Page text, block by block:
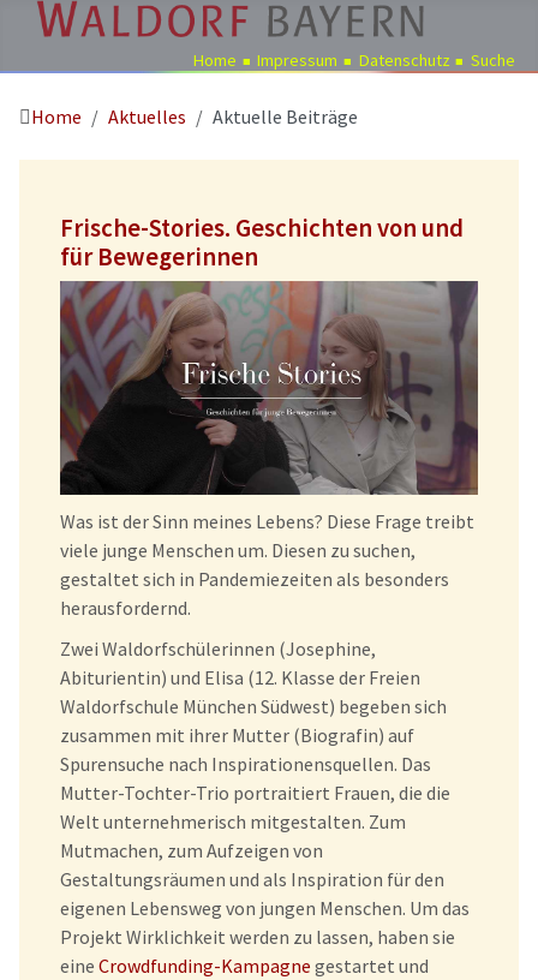
Pädagogik
Über
Kindergärten
Schulen
Ausbildung
Freie
Stellen
Aktuelles
Termine
Home Impressum Datenschutz Suche
Home Aktuelles Aktuelle Beiträge
Frische-Stories. Geschichten von und
für Bewegerinnen
Was ist der Sinn meines Lebens? Diese Frage treibt
viele junge Menschen um. Diesen zu suchen,
gestaltet sich in Pandemiezeiten als besonders
herausfordernd.
Zwei Waldorfschülerinnen (Josephine,
Abiturientin) und Elisa (12. Klasse der Freien
Waldorfschule München Südwest) begeben sich
zusammen mit ihrer Mutter (Biografin) auf
Spurensuche nach Inspirationensquellen. Das
Mutter-Tochter-Trio portraitiert Frauen, die die
Welt unternehmerisch mitgestalten. Zum
Mutmachen, zum Aufzeigen von
Gestaltungsräumen und als Inspiration für den
eigenen Lebensweg von jungen Menschen. Um das
Projekt Wirklichkeit werden zu lassen, haben sie
eine Crowdfunding-Kampagne gestartet und